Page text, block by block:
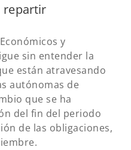
repartir
y
sin entender la
están atravesando
autónomas de
que se ha
del fin del periodo
de las obligaciones,